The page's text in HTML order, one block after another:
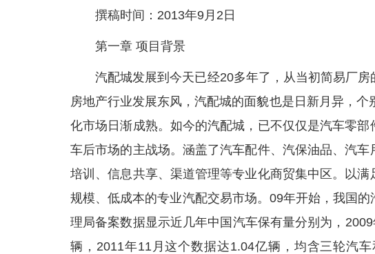
撰稿时间：2013年9月2日
第一章 项目背景
汽配城发展到今天已经20多年了，从当初简易厂
房地产行业发展东风，汽配城的面貌也是日新月异，个
化市场日渐成熟。如今的汽配城，已不仅仅是汽车零
车后市场的主战场。涵盖了汽车配件、汽保油品、汽
培训、信息共享、渠道管理等专业化商贸集中区。以
规模、低成本的专业汽配交易市场。09年开始，我国
理局备案数据显示近几年中国汽车保有量分别为，
辆，2011年11月这个数据达1.04亿辆，均含三轮汽